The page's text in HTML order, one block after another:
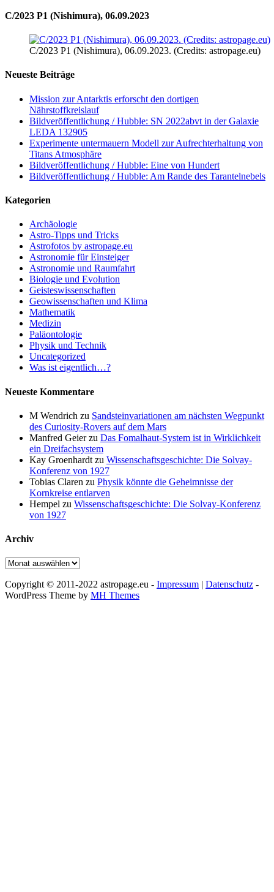
C/2023 P1 (Nishimura), 06.09.2023
C/2023 P1 (Nishimura), 06.09.2023. (Credits: astropage.eu)
Neueste Beiträge
Mission zur Antarktis erforscht den dortigen
Nährstoffkreislauf
Bildveröffentlichung / Hubble: SN 2022abvt in der Galaxie
LEDA 132905
Experimente untermauern Modell zur Aufrechterhaltung von
Titans Atmosphäre
Bildveröffentlichung / Hubble: Eine von Hundert
Bildveröffentlichung / Hubble: Am Rande des Tarantelnebels
Kategorien
Archäologie
Astro-Tipps und Tricks
Astrofotos by astropage.eu
Astronomie für Einsteiger
Astronomie und Raumfahrt
Biologie und Evolution
Geisteswissenschaften
Geowissenschaften und Klima
Mathematik
Medizin
Paläontologie
Physik und Technik
Uncategorized
Was ist eigentlich…?
Neueste Kommentare
M Wendrich zu Sandsteinvariationen am nächsten Wegpunkt
des Curiosity-Rovers auf dem Mars
Manfred Geierzu Das Fomalhaut-System ist in Wirklichkeit
ein Dreifachsystem
Kay Groenhardt zu Wissenschaftsgeschichte: Die Solvay-
Konferenz von 1927
Tobias Claren zu Physik könnte die Geheimnisse der
Kornkreise entlarven
Hempel zu Wissenschaftsgeschichte: Die Solvay-Konferenz
von 1927
Archiv
Archiv
Copyright © 2011-2022 astropage.eu - Impressum | Datenschutz -
WordPress Theme by MH Themes